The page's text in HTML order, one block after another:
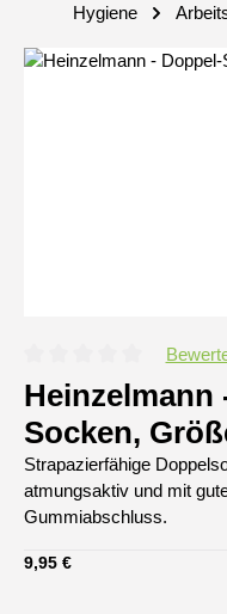
Hygiene
Bildergalerie überspringen
Heinzelmann
Socken,
Strapazierfähige
atmungsaktiv und mit
Gummiabschluss.
Regulärer Preis:
9,95 €